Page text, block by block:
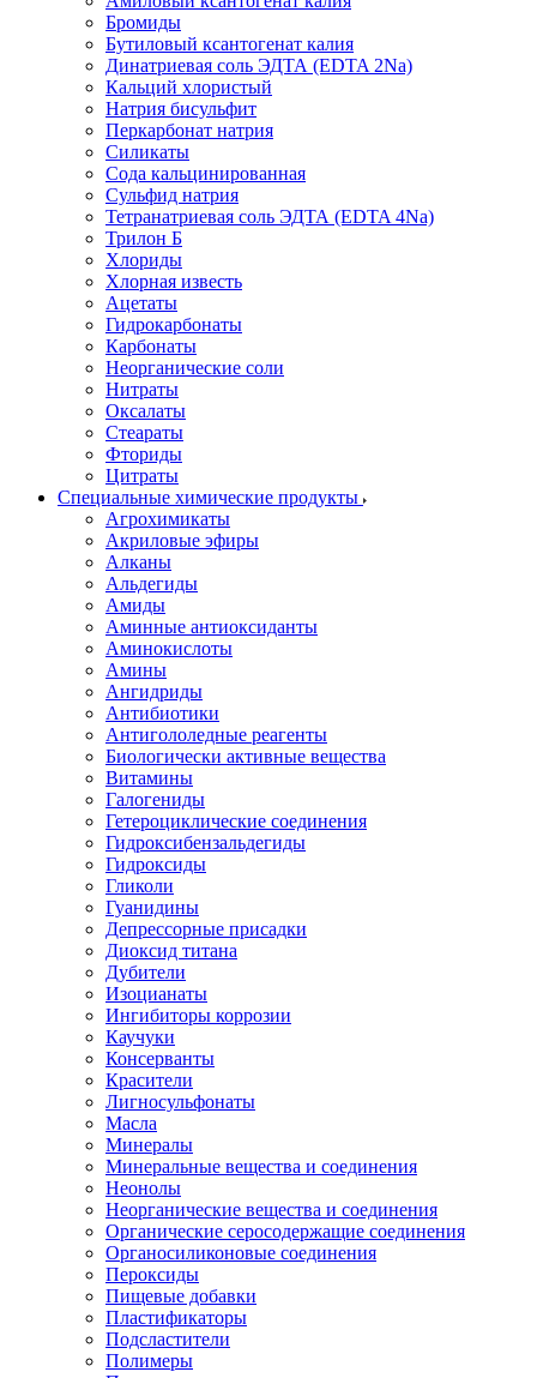
Бромиды
Бутиловый ксантогенат калия
Динатриевая соль ЭДТА (EDTA 2Na)
Кальций хлористый
Натрия бисульфит
Перкарбонат натрия
Силикаты
Сода кальцинированная
Сульфид натрия
Тетранатриевая соль ЭДТА (EDTA 4Na)
Трилон Б
Хлориды
Хлорная известь
Ацетаты
Гидрокарбонаты
Карбонаты
Неорганические соли
Нитраты
Оксалаты
Стеараты
Фториды
Цитраты
Специальные химические продукты
Агрохимикаты
Акриловые эфиры
Алканы
Альдегиды
Амиды
Аминные антиоксиданты
Аминокислоты
Амины
Ангидриды
Антибиотики
Антигололедные реагенты
Биологически активные вещества
Витамины
Галогениды
Гетероциклические соединения
Гидроксибензальдегиды
Гидроксиды
Гликоли
Гуанидины
Депрессорные присадки
Диоксид титана
Дубители
Изоцианаты
Ингибиторы коррозии
Каучуки
Консерванты
Красители
Лигносульфонаты
Масла
Минералы
Минеральные вещества и соединения
Неонолы
Неорганические вещества и соединения
Органические серосодержащие соединения
Органосиликоновые соединения
Пероксиды
Пищевые добавки
Пластификаторы
Подсластители
Полимеры